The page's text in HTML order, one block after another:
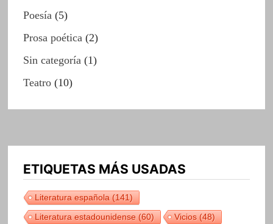
Poesía(5)
Prosa poética(2)
Sin categoría(1)
Teatro(10)
ETIQUETAS MÁS USADAS
Literatura española(141)
Literatura estadounidense(60) Vicios(48)